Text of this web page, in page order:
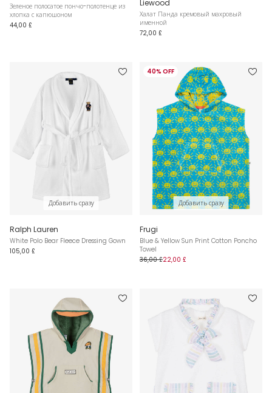
Зеленое полосатое пончо-полотенце из
хлопка с капюшоном
44,00 £
Liewood
Халат Панда кремовый махровый
именной
72,00 £
Добавить сразу
Ralph Lauren
White Polo Bear Fleece Dressing Gown
105,00 £
40% OFF
Добавить сразу
Frugi
Blue & Yellow Sun Print Cotton Poncho
Towel
36,00 £22,00 £